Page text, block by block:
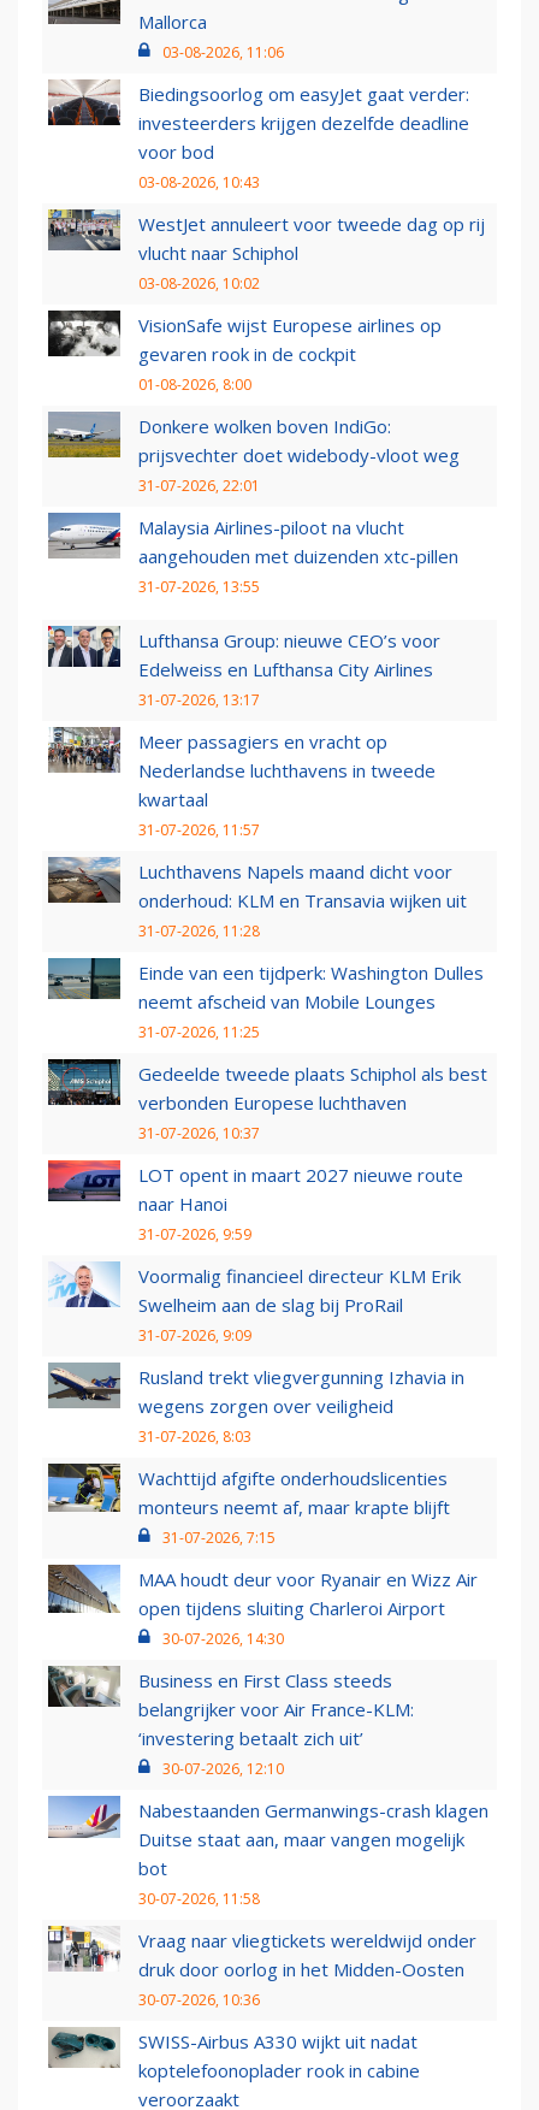
Mallorca
03-08-2026, 11:06
Biedingsoorlog om easyJet gaat verder:
investeerders krijgen dezelfde deadline
voor bod
03-08-2026, 10:43
WestJet annuleert voor tweede dag op rij
vlucht naar Schiphol
03-08-2026, 10:02
VisionSafe wijst Europese airlines op
gevaren rook in de cockpit
01-08-2026, 8:00
Donkere wolken boven IndiGo:
prijsvechter doet widebody-vloot weg
31-07-2026, 22:01
Malaysia Airlines-piloot na vlucht
aangehouden met duizenden xtc-pillen
31-07-2026, 13:55
Lufthansa Group: nieuwe CEO’s voor
Edelweiss en Lufthansa City Airlines
31-07-2026, 13:17
Meer passagiers en vracht op
Nederlandse luchthavens in tweede
kwartaal
31-07-2026, 11:57
Luchthavens Napels maand dicht voor
onderhoud: KLM en Transavia wijken uit
31-07-2026, 11:28
Einde van een tijdperk: Washington Dulles
neemt afscheid van Mobile Lounges
31-07-2026, 11:25
Gedeelde tweede plaats Schiphol als best
verbonden Europese luchthaven
31-07-2026, 10:37
LOT opent in maart 2027 nieuwe route
naar Hanoi
31-07-2026, 9:59
Voormalig financieel directeur KLM Erik
Swelheim aan de slag bij ProRail
31-07-2026, 9:09
Rusland trekt vliegvergunning Izhavia in
wegens zorgen over veiligheid
31-07-2026, 8:03
Wachttijd afgifte onderhoudslicenties
monteurs neemt af, maar krapte blijft
31-07-2026, 7:15
MAA houdt deur voor Ryanair en Wizz Air
open tijdens sluiting Charleroi Airport
30-07-2026, 14:30
Business en First Class steeds
belangrijker voor Air France-KLM:
‘investering betaalt zich uit’
30-07-2026, 12:10
Nabestaanden Germanwings-crash klagen
Duitse staat aan, maar vangen mogelijk
bot
30-07-2026, 11:58
Vraag naar vliegtickets wereldwijd onder
druk door oorlog in het Midden-Oosten
30-07-2026, 10:36
SWISS-Airbus A330 wijkt uit nadat
koptelefoonoplader rook in cabine
veroorzaakt